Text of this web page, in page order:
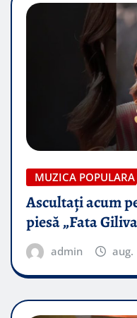
MUZICA POPULARA
Ascultați acum
piesă „Fata
admin aug.